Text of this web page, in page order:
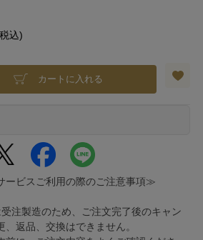
込)
カートに入れる
ービスご利用の際のご注意事項≫
注製造のため、ご注文完了後のキャン
返品、交換はできません。